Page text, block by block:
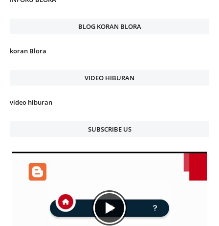
BLOG KORAN BLORA
koran Blora
VIDEO HIBURAN
video hiburan
SUBSCRIBE US